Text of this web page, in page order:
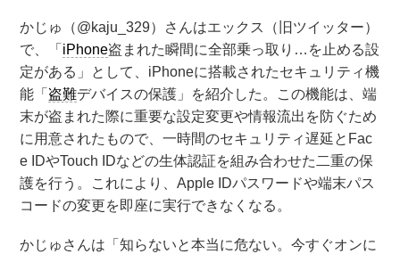
かじゅ（@kaju_329）さんはエックス（旧ツイッター）
で、「 iPhone盗まれた瞬間に全部乗っ取り…を止める設
定がある」として、iPhoneに搭載されたセキュリティ機
能「 盗難デバイスの保護」を紹介した。この機能は、端
末が盗まれた際に重要な設定変更や情報流出を防ぐため
に用意されたもので、一時間のセキュリティ遅延とFac
e IDやTouch IDなどの生体認証を組み合わせた二重の保
護を行う。これにより、Apple IDパスワードや端末パス
コードの変更を即座に実行できなくなる。
かじゅさんは「知らないと本当に危ない。今すぐオンに